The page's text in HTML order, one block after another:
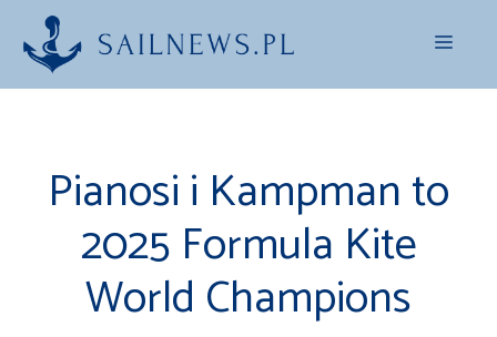
Przejdź
treści
Menu
Pianosi i Kampman to
2025 Formula Kite
World Champions